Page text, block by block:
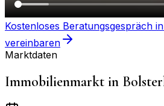
Kostenloses Beratungsgespräch in
vereinbaren
Marktdaten
Immobilienmarkt in